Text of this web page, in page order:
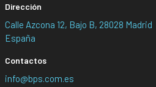
Dirección
Calle Azcona 12, Bajo B, 28028 Madrid
España
Contactos
info@bps.com.es